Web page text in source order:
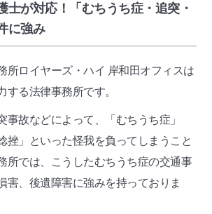
士が対応！「むちうち症・追突・
に強み
所ロイヤーズ・ハイ 岸和田オフィスは
する法律事務所です。
事故などによって、「むちうち症」
挫」といった怪我を負ってしまうこと
所では、こうしたむちうち症の交通事
害、後遺障害に強みを持っておりま